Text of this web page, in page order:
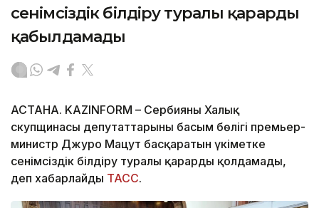
сенімсіздік білдіру туралы қарарды
қабылдамады
АСТАНА. KAZINFORM – Сербияның Халық
скупщинасы депутаттарының басым бөлігі премьер-
министр Джуро Мацут басқаратын үкіметке
сенімсіздік білдіру туралы қарарды қолдамады,
деп хабарлайды ТАСС.